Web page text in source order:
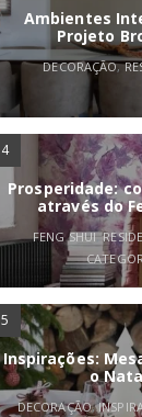
Ambientes
Projeto
DECORAÇÃO,
4
Prosperidade:
através do
FENG SHUI,
5
Inspirações:
o
DECORAÇÃO,